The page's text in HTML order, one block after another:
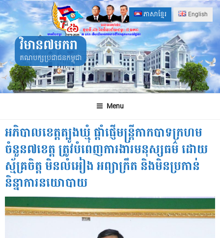
Skip
to
content
ភាសាខ្មែរ English
វិមាន៧មករា
គណបក្សប្រជាជនកម្ពុជា
Menu
អភិបាលខេត្តត្បូងឃ្មុំ ផ្តាំផ្ញើមន្ត្រីកាកបាទក្រហម
ចំនួន៧ខេត្ត ត្រូវបំពេញការងារមនុស្សធម៌ ដោយ
ស្ម័គ្រចិត្ត មិនលំអៀង អព្យាក្រឹត និងមិនប្រកាន់
និន្នាការនយោបាយ